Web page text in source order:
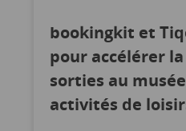
bookingkit et
pour accélérer
sorties au
activités de